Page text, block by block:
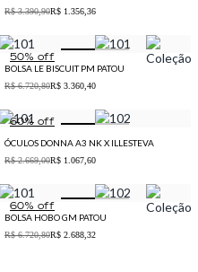
R$ 3.390,90R$ 1.356,36
50% off
BOLSA LE BISCUIT PM PATOU
R$ 6.720,80R$ 3.360,40
60% off
ÓCULOS DONNA A3 NK X ILLESTEVA
R$ 2.669,00R$ 1.067,60
60% off
BOLSA HOBO GM PATOU
R$ 6.720,80R$ 2.688,32